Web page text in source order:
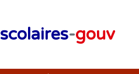
scolaires-gouv